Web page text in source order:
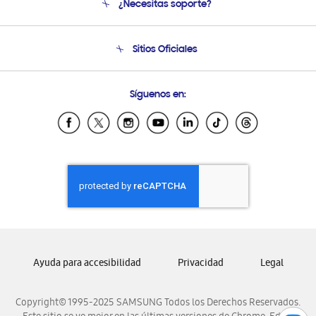
Soporte
¿Necesitas soporte?
Soporte vía eMail
Sitios Oficiales
Samsung Ecuador
Samsung El Salvador
Samsung Honduras
Samsung Nicaragua
Samsung Panamá
Samsung Venezuela
Síguenos en:
Copyright© 1995-2025 SAMSUNG Todos los Derechos Reservados.
Ayuda para accesibilidad Privacidad Legal